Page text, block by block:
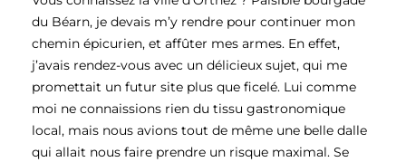
du Béarn, je devais m’y rendre pour continuer mon
chemin épicurien, et affûter mes armes. En effet,
j’avais rendez-vous avec un délicieux sujet, qui me
promettait un futur site plus que ficelé. Lui comme
moi ne connaissions rien du tissu gastronomique
local, mais nous avions tout de même une belle dalle
qui allait nous faire prendre un risque maximal. Se